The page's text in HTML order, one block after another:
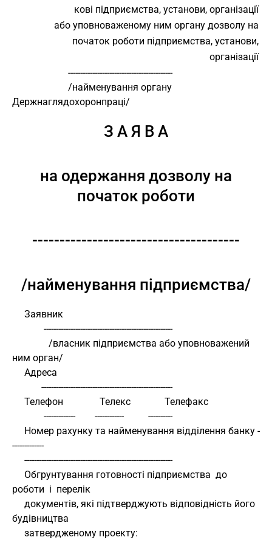
кові підприємства, установи, організації
або уповноваженому ним органу дозволу на
початок роботи підприємства, установи,
організації
                       -------------------------------------------
Держнаглядохоронпраці/
З А Я В А
на одержання дозволу на
початок роботи
--------------------------------------
/найменування підприємства/
     Заявник
             -----------------------------------------------------
ним орган/
     Адреса
            ------------------------------------------------------
     Телефон               Телекс              Телефакс
             -------------        ------------          ----------
-------------
     -------------------------------------------------------------
роботи  і  перелік
будівництва
     затвердженому проекту: